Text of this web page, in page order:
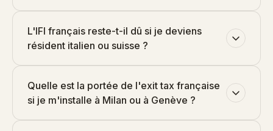
L'IFI français reste-t-il dû si je deviens
résident italien ou suisse ?
Quelle est la portée de l'exit tax française
si je m'installe à Milan ou à Genève ?